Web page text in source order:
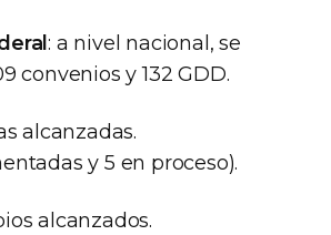
: a nivel nacional, se
convenios y 132 GDD.
alcanzadas.
y 5 en proceso).
alcanzados.